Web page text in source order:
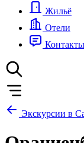
Жильё
Отели
Контакты
Экскурсии в